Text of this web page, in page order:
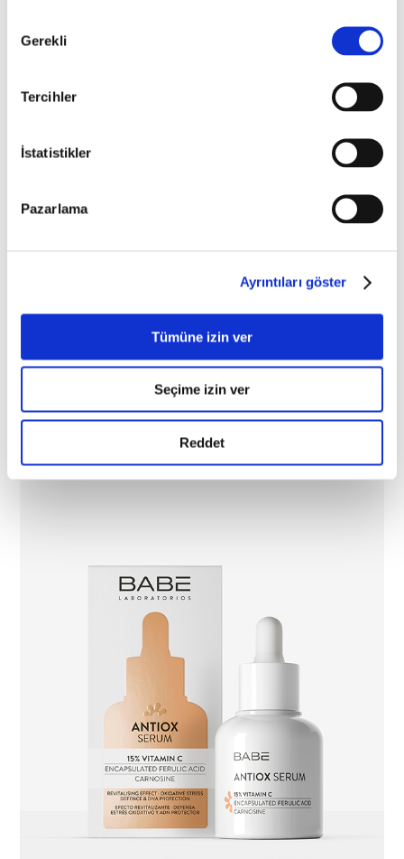
Seçimi
Gerekli
Tercihler
İstatistikler
Pazarlama
Ayrıntıları göster
Tümüne izin ver
Seçime izin ver
Reddet